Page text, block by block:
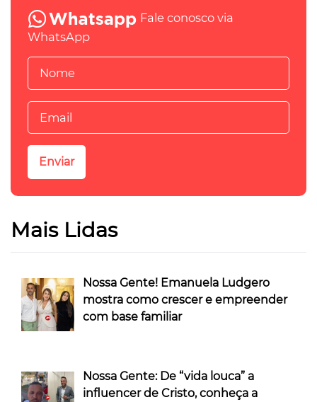
Fale conosco via
WhatsApp
Mais Lidas
Nossa Gente! Emanuela Ludgero
mostra como crescer e empreender
com base familiar
Nossa Gente: De “vida louca” a
influencer de Cristo, conheça a